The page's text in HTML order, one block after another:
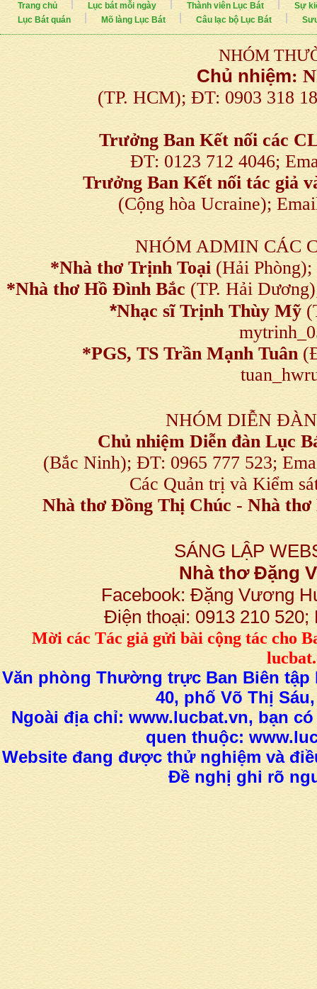
Trang chủ Lục bát mỗi ngày Thành viên Lục Bát
Sự
Lục Bát quán
Mõ làng Lục Bát Câu lạc bộ Lục Bát
NHÓM
Chủ nhiệm:
(TP. HCM); ĐT: 0903 318
Trưởng Ban Kết nối các
ĐT: 0123 712 4046;
Trưởng Ban Kết nối tác giả
(Cộng hòa Ucraine);
NHÓM ADMIN CÁC
*Nhà thơ Trịnh Toại (Hải
*Nhà thơ Hồ Đình Bắc (TP. Hải
*Nhạc sĩ Trịnh Thùy Mỹ
*PGS, TS Trần Mạnh Tuân
NHÓM DIỄN
Chủ nhiệm Diễn đàn Lục
(Bắc Ninh); ĐT: 0965 777 523;
Các Quản trị và Kiểm
Nhà thơ Đồng Thị Chúc - Nhà thơ
SÁNG LẬP
Nhà thơ Đặng
Facebook: Đặng Vương
Điện thoại: 0913 210
Mời các Tác giả gửi bàicộng tác cho
Văn phòng Thường trực Ban Biên tập
40, phố Võ Thị
Ngoài địa chỉ: www.lucbat.vn, bạn
quen thuộc:
Website đang được thử nghiệm và
Đề nghị ghi rõ